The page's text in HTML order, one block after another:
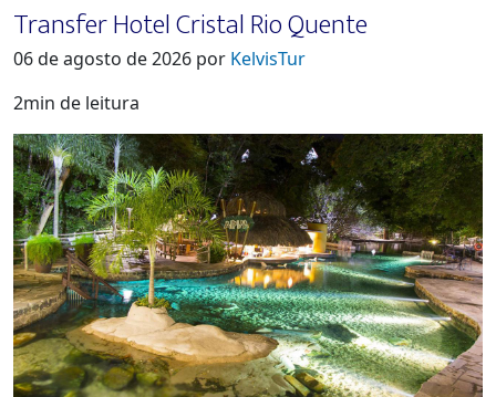
Transfer Hotel Cristal Rio Quente
06 de agosto de 2026 por KelvisTur
2min de leitura